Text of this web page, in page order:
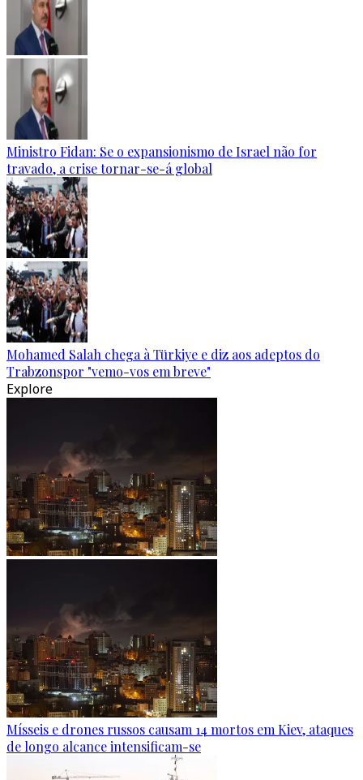
Ministro Fidan: Se o expansionismo de Israel não for
travado, a crise tornar-se-á global
Mohamed Salah chega à Türkiye e diz aos adeptos do
Trabzonspor "vemo-vos em breve"
Explore
Mísseis e drones russos causam 14 mortos em Kiev, ataques
de longo alcance intensificam-se